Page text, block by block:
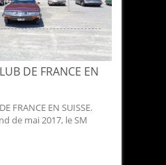
DE FRANCE EN
FRANCE EN SUISSE.
de mai 2017, le SM